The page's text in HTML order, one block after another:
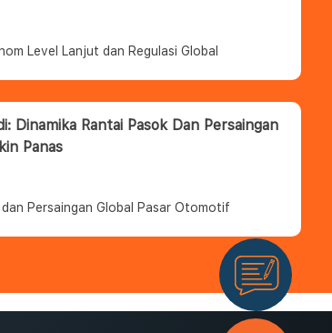
Level Lanjut dan Regulasi Global
Dinamika Rantai Pasok Dan Persaingan
Panas
Persaingan Global Pasar Otomotif